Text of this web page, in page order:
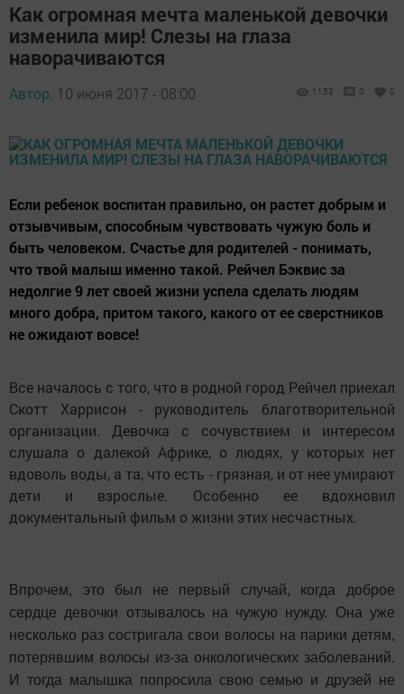
Как огромная мечта маленькой девочки
изменила мир! Слезы на глаза
наворачиваются
Автор, 10 июня 2017 - 08:00 1153 0 0
Если ребенок воспитан правильно, он растет добрым и
отзывчивым, способным чувствовать чужую боль и
быть человеком. Счастье для родителей - понимать,
что твой малыш именно такой. Рейчел Бэквис за
недолгие 9 лет своей жизни успела сделать людям
много добра, притом такого, какого от ее сверстников
не ожидают вовсе!
Все началось с того, что в родной город Рейчел приехал
Скотт Харрисон - руководитель благотворительной
организации. Девочка с сочувствием и интересом
слушала о далекой Африке, о людях, у которых нет
вдоволь воды, а та, что есть - грязная, и от нее умирают
дети и взрослые. Особенно ее вдохновил
документальный фильм о жизни этих несчастных.
Впрочем, это был не первый случай, когда доброе
сердце девочки отзывалось на чужую нужду. Она уже
несколько раз состригала свои волосы на парики детям,
потерявшим волосы из-за онкологических заболеваний.
И тогда малышка попросила свою семью и друзей не